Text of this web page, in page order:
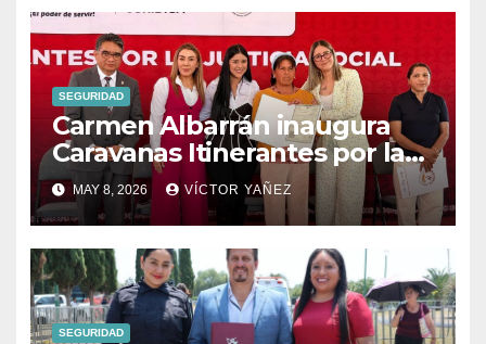
SEGURIDAD
Carmen Albarrán inaugura
Caravanas Itinerantes por la
Justicia Social en Donato
Guerra
MAY 8, 2026 VÍCTOR YAÑEZ
SEGURIDAD